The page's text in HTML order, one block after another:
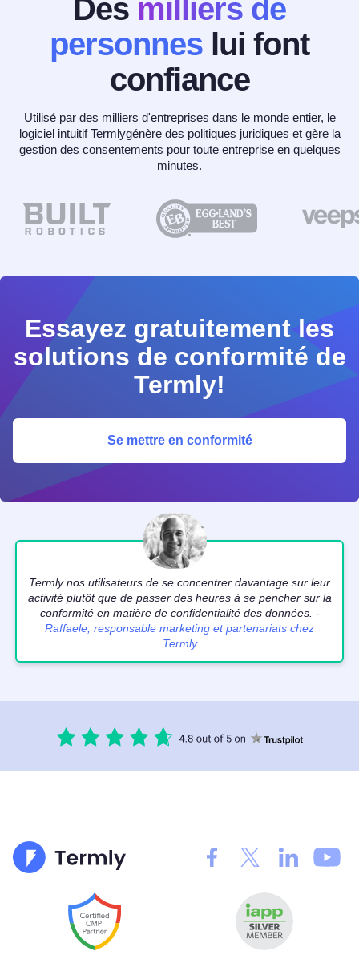
Des milliers de
personnes lui font
confiance
Utilisé par des milliers d'entreprises dans le monde entier, le
logiciel intuitif Termlygénère des politiques juridiques et gère la
gestion des consentements pour toute entreprise en quelques
minutes.
Essayez gratuitement les
solutions de conformité de
Termly!
Se mettre en conformité
Termly nos utilisateurs de se concentrer davantage sur leur
activité plutôt que de passer des heures à se pencher sur la
conformité en matière de confidentialité des données. -
Raffaele, responsable marketing et partenariats chez
Termly